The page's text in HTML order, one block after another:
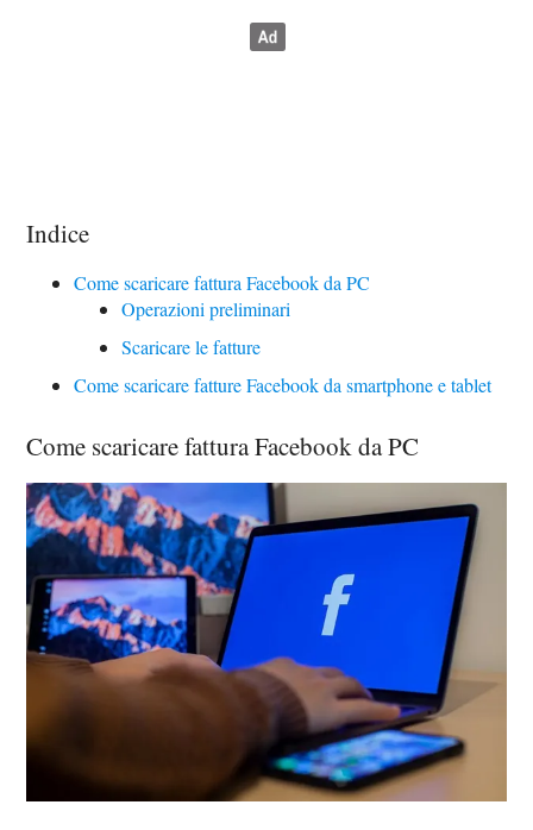
Indice
Come scaricare fattura Facebook da PC
Operazioni preliminari
Scaricare le fatture
Come scaricare fatture Facebook da smartphone e tablet
Come scaricare fattura Facebook da PC